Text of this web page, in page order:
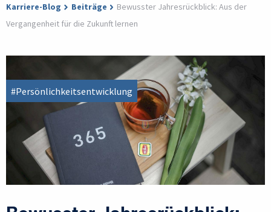
Karriere-Blog Beiträge
Bewusster Jahresrückblick: Aus der
Vergangenheit für die Zukunft lernen
#Persönlichkeitsentwicklung